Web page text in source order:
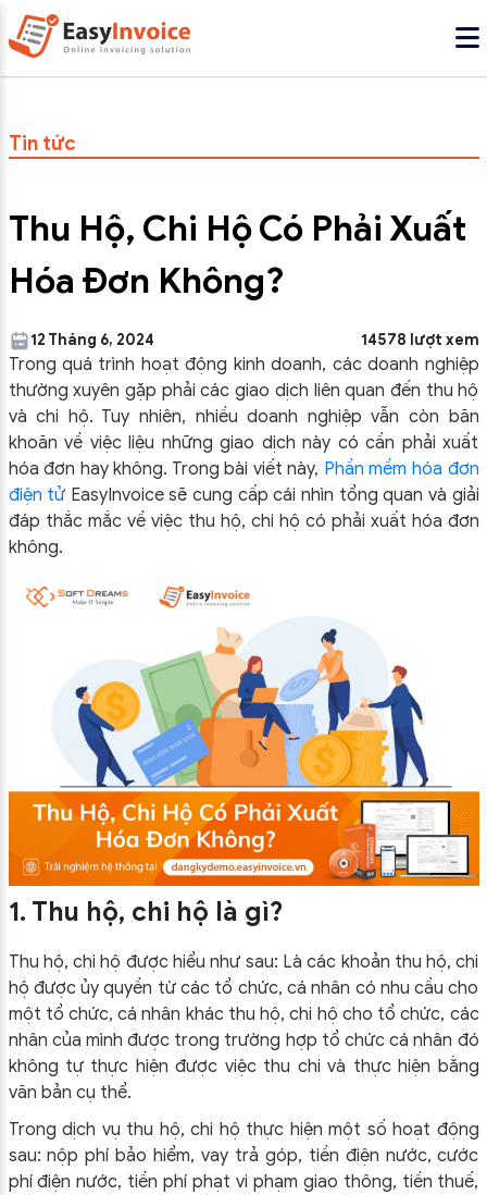
Tin tức
Thu Hộ, Chi Hộ Có Phải Xuất
Hóa Đơn Không?
12 Tháng 6, 2024 14578 lượt xem
Trong quá trình hoạt động kinh doanh, các doanh nghiệp
thường xuyên gặp phải các giao dịch liên quan đến thu hộ
và chi hộ. Tuy nhiên, nhiều doanh nghiệp vẫn còn băn
khoăn về việc liệu những giao dịch này có cần phải xuất
hóa đơn hay không. Trong bài viết này, Phần mềm hóa đơn
điện tử EasyInvoice sẽ cung cấp cái nhìn tổng quan và giải
đáp thắc mắc về việc thu hộ, chi hộ có phải xuất hóa đơn
không.
1. Thu hộ, chi hộ là gì?
Thu hộ, chi hộ được hiểu như sau: Là các khoản thu hộ, chi
hộ được ủy quyền từ các tổ chức, cá nhân có nhu cầu cho
một tổ chức, cá nhân khác thu hộ, chi hộ cho tổ chức, các
nhân của mình được trong trường hợp tổ chức cá nhân đó
không tự thực hiện được việc thu chi và thực hiện bằng
văn bản cụ thể.
Trong dịch vụ thu hộ, chi hộ thực hiện một số hoạt động
sau: nộp phí bảo hiểm, vay trả góp, tiền điện nước, cước
phí điện nước, tiền phí phạt vi phạm giao thông, tiền thuế,